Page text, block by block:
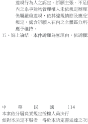
違規行為人之認定。訴願主張，不足
內之系爭建物管理權人未依規定辦理
係屬嚴重違規，依其違規情節及應受
規定，處含訴願人在內之全體區分所
應予維持。
五、綜上論結，本件訴願為無理由，依
訴願審議委員會
委員
委員
委員
委員
委員
委員
委員
委員
中 華 民 國
本案依分層負責規定授權人員決行
如對本決定不服者，得於本決定書送達之